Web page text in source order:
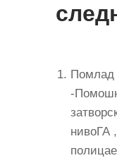
Помлад
-
нивоГА